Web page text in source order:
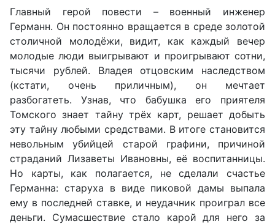
Главный герой повести – военный инженер
Германн. Он постоянно вращается в среде золотой
столичной молодёжи, видит, как каждый вечер
молодые люди выигрывают и проигрывают сотни,
тысячи рублей. Владея отцовским наследством
(кстати, очень приличным), он мечтает
разбогатеть. Узнав, что бабушка его приятеля
Томского знает тайну трёх карт, решает добыть
эту тайну любыми средствами. В итоге становится
невольным убийцей старой графини, причиной
страданий Лизаветы Ивановны, её воспитанницы.
Но карты, как полагается, не сделали счастье
Германна: старуха в виде пиковой дамы выпала
ему в последней ставке, и неудачник проиграл все
деньги. Сумасшествие стало карой для него за